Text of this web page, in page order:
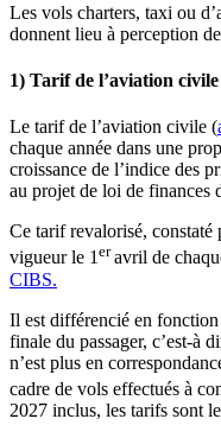
Les vols charters, taxi ou
donnent lieu à perception
1) Tarif de l’aviation
Le tarif de l’aviation civile (
chaque année dans une
croissance de l’indice des
au projet de loi de finances
Ce tarif revalorisé, constaté
vigueur le 1eravril de
CIBS.
Il est différencié en
finale du passager, c’est-à
n’est plus en
cadre de vols effectués à
2027 inclus, les tarifs sont